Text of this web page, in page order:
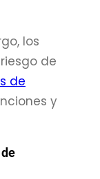
los
de
de
y